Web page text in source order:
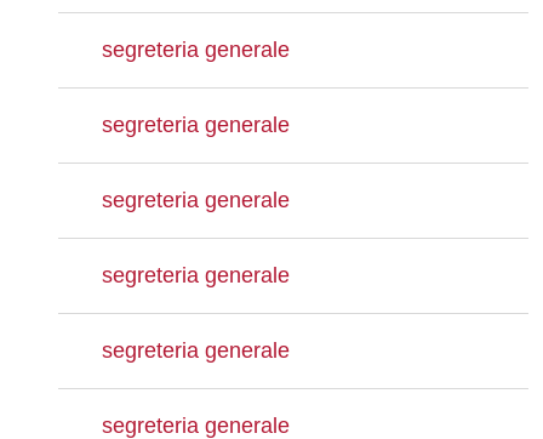
segreteria generale
segreteria generale
segreteria generale
segreteria generale
segreteria generale
segreteria generale